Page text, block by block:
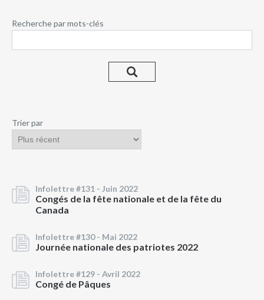
Recherche par mots-clés
Trier par
Infolettre #131 - Juin 2022
Congés de la fête nationale et de la fête du
Canada
Infolettre #130 - Mai 2022
Journée nationale des patriotes 2022
Infolettre #129 - Avril 2022
Congé de Pâques